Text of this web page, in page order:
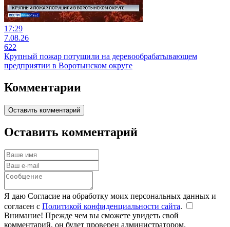
17:29
7.08.26
622
Крупный пожар потушили на деревообрабатывающем
предприятии в Воротынском округе
Комментарии
Оставить комментарий
Оставить комментарий
Я даю Согласие на обработку моих персональных данных и
согласен с Политикой конфиденциальности сайта.
Внимание! Прежде чем вы сможете увидеть свой
комментарий, он будет проверен администратором.